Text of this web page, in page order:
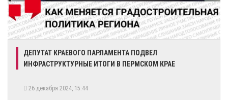
​ДЕПУТАТ КРАЕВОГО ПАРЛАМЕНТА ПОДВЕЛ
ИНФРАСТРУКТУРНЫЕ ИТОГИ В ПЕРМСКОМ КРАЕ
26 декабря 2024, 15:44